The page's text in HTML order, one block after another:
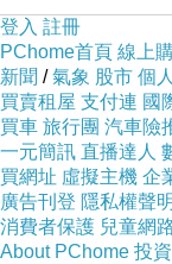
登入 註冊
PChome首頁 線上
新聞 /氣象 股市 個
買賣租屋 支付連 國
買車 旅行團 汽車險
一元簡訊 直播達人
買網址 虛擬主機 企
廣告刊登 隱私權聲明
消費者保護 兒童網
About PChome 投